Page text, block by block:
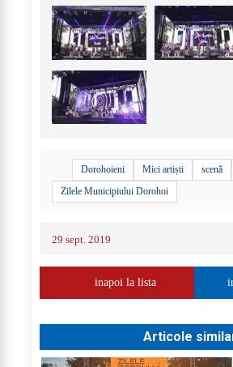
Dorohoieni Mici artiști scenă
Zilele Municipiului Dorohoi
29 sept. 2019
inapoi la lista
Articole